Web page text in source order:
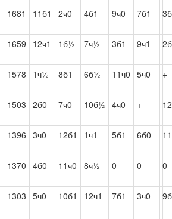
1681 11б1 2ч0 4б1 9ч0 7б1
1659 12ч1 1б½ 7ч½ 3б1 9ч1
1578 1ч½ 8б1 6б½ 11ч0 5ч0 +
1503 2б0 7ч0 10б½ 4ч0 +
1396 3ч0 12б1 1ч1 5б1 6б0
1370 4б0 11ч0 8ч½ 0 0 0
1303 5ч0 10б1 12ч1 7б1 3ч0